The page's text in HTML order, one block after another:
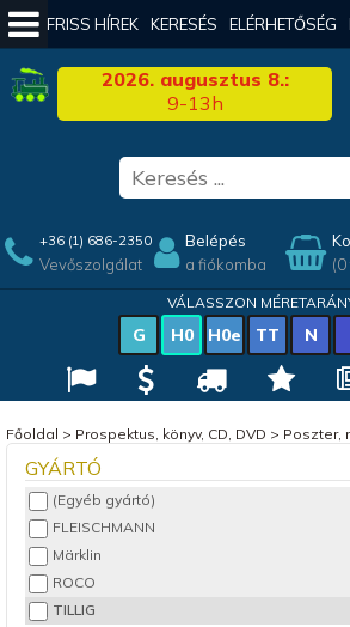
FRISS HÍREK KERESÉS ELÉRHETŐSÉG
2026. augusztus 8.:
9-13h
+36 (1) 686-2350
Vevőszolgálat
Belépés
a fiókomba
VÁLASSZON
G H0 H0e TT N
Főoldal > Prospektus, könyv, CD, DVD > Poszter,
GYÁRTÓ
(Egyéb gyártó)
FLEISCHMANN
Märklin
ROCO
TILLIG